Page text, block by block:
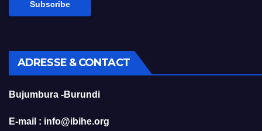
ADRESSE & CONTACT
Bujumbura -Burundi
E-mail : info@ibihe.org